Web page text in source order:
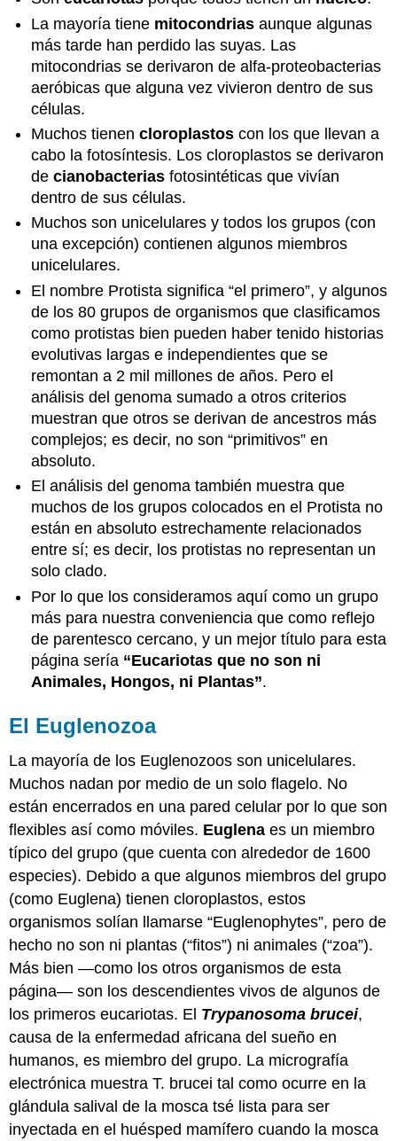
La mayoría tiene mitocondrias aunque algunas
más tarde han perdido las suyas. Las
mitocondrias se derivaron de alfa-proteobacterias
aeróbicas que alguna vez vivieron dentro de sus
células.
Muchos tienencloroplastos con los que llevan a
cabo la fotosíntesis. Los cloroplastos se derivaron
decianobacterias fotosintéticas que vivían
dentro de sus células.
Muchos son unicelulares y todos los grupos (con
una excepción) contienen algunos miembros
unicelulares.
El nombre Protista significa “el primero”, y algunos
de los 80 grupos de organismos que clasificamos
como protistas bien pueden haber tenido historias
evolutivas largas e independientes que se
remontan a 2 mil millones de años. Pero el
análisis del genoma sumado a otros criterios
muestran que otros se derivan de ancestros más
complejos; es decir, no son “primitivos” en
absoluto.
El análisis del genoma también muestra que
muchos de los grupos colocados en el Protista no
están en absoluto estrechamente relacionados
entre sí; es decir, los protistas no representan un
solo clado.
Por lo que los consideramos aquí como un grupo
más para nuestra conveniencia que como reflejo
de parentesco cercano, y un mejor título para esta
página sería “Eucariotas que no son ni
Animales, Hongos, ni Plantas”.
El Euglenozoa
La mayoría de los Euglenozoos son unicelulares.
Muchos nadan por medio de un solo flagelo. No
están encerrados en una pared celular por lo que son
flexibles así como móviles. Euglena es un miembro
típico del grupo (que cuenta con alrededor de 1600
especies). Debido a que algunos miembros del grupo
(como Euglena) tienen cloroplastos, estos
organismos solían llamarse “Euglenophytes”, pero de
hecho no son ni plantas (“fitos”) ni animales (“zoa”).
Más bien —como los otros organismos de esta
página— son los descendientes vivos de algunos de
los primeros eucariotas. El Trypanosoma brucei,
causa de la enfermedad africana del sueño en
humanos, es miembro del grupo. La micrografía
electrónica muestra T. brucei tal como ocurre en la
glándula salival de la mosca tsé lista para ser
inyectada en el huésped mamífero cuando la mosca